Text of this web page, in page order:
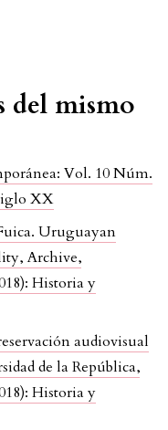
del mismo
Vol. 10 Núm.
XX
Uruguayan
Archive,
Historia y
audiovisual
de la República,
Historia y